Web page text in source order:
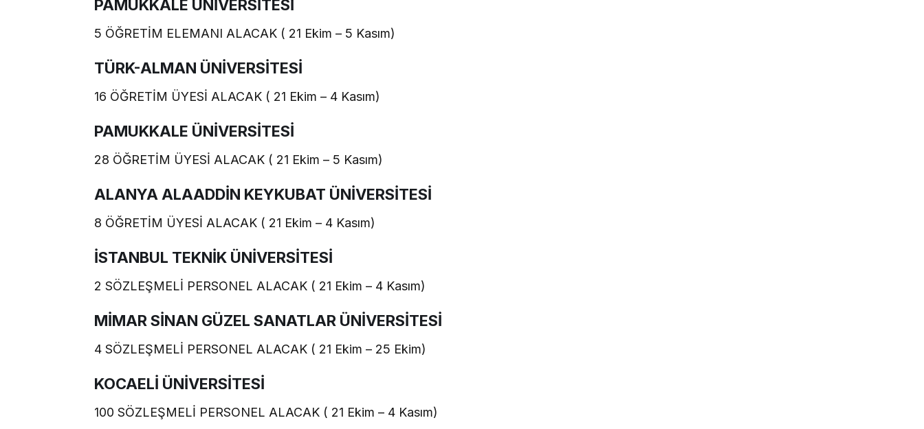
PAMUKKALE ÜNİVERSİTESİ
5 ÖĞRETİM ELEMANI ALACAK ( 21 Ekim – 5 Kasım)
TÜRK-ALMAN ÜNİVERSİTESİ
16 ÖĞRETİM ÜYESİ ALACAK ( 21 Ekim – 4 Kasım)
PAMUKKALE ÜNİVERSİTESİ
28 ÖĞRETİM ÜYESİ ALACAK ( 21 Ekim – 5 Kasım)
ALANYA ALAADDİN KEYKUBAT ÜNİVERSİTESİ
8 ÖĞRETİM ÜYESİ ALACAK ( 21 Ekim – 4 Kasım)
İSTANBUL TEKNİK ÜNİVERSİTESİ
2 SÖZLEŞMELİ PERSONEL ALACAK ( 21 Ekim – 4 Kasım)
MİMAR SİNAN GÜZEL SANATLAR ÜNİVERSİTESİ
4 SÖZLEŞMELİ PERSONEL ALACAK ( 21 Ekim – 25 Ekim)
KOCAELİ ÜNİVERSİTESİ
100 SÖZLEŞMELİ PERSONEL ALACAK ( 21 Ekim – 4 Kasım)